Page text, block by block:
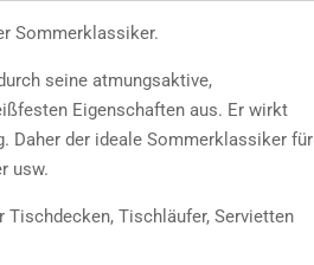
Sommerklassiker.
seine atmungsaktive,
Eigenschaften aus. Er wirkt
Daher der ideale Sommerklassiker für
usw.
Tischdecken, Tischläufer, Servietten